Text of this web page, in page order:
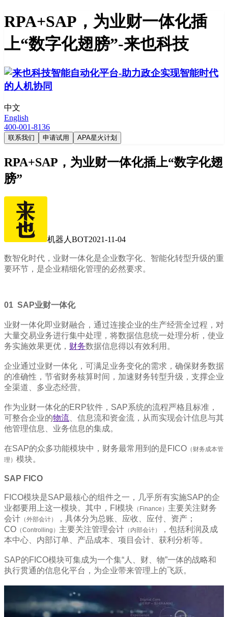
RPA+SAP，为业财一体化插
上“数字化翅膀”-来也科技
中文
English
400-001-8136
联系我们 申请试用 APA星火计划
RPA+SAP，为业财一体化插上“数字化翅
膀”
机器人BOT2021-11-04
数智化时代，业财一体化是企业数字化、智能化转型升级的重
要环节，是企业精细化管理的必然要求。
01 SAP业财一体化
业财一体化即业财融合，通过连接企业的生产经营全过程，对
大量交易业务进行集中处理，将数据信息统一处理分析，使业
务实施效果更优， 财务数据信息得以有效利用。
企业通过业财一体化，可满足业务变化的需求，确保财务数据
的准确性，节省财务核算时间，加速财务转型升级，支撑企业
全渠道、多业态经营。
作为业财一体化的ERP软件，SAP系统的流程严格且标准，
可整合企业的物流、信息流和资金流，从而实现会计信息与其
他管理信息、业务信息的集成。
在SAP的众多功能模块中，财务最常用到的是FICO （财务成本管
理） 模块。
SAP FICO
FICO模块是SAP最核心的组件之一，几乎所有实施SAP的企
业都要用上这一模块。其中，FI模块 （Finance） 主要关注财务
会计 （外部会计）
，具体分为总账、应收、应付、资产；
CO （Controlling） 主要关注管理会计 （内部会计）
，包括利润及成
本中心、内部订单、产品成本、项目会计、获利分析等。
SAP的FICO模块可集成为一个集“人、财、物”一体的战略和
执行贯通的信息化平台，为企业带来管理上的飞跃。